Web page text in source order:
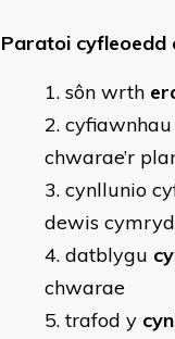
Paratoi cyfleoedd
sôn wrth
chwarae’r
cynllunio
dewis
datblygu
chwarae
trafod y